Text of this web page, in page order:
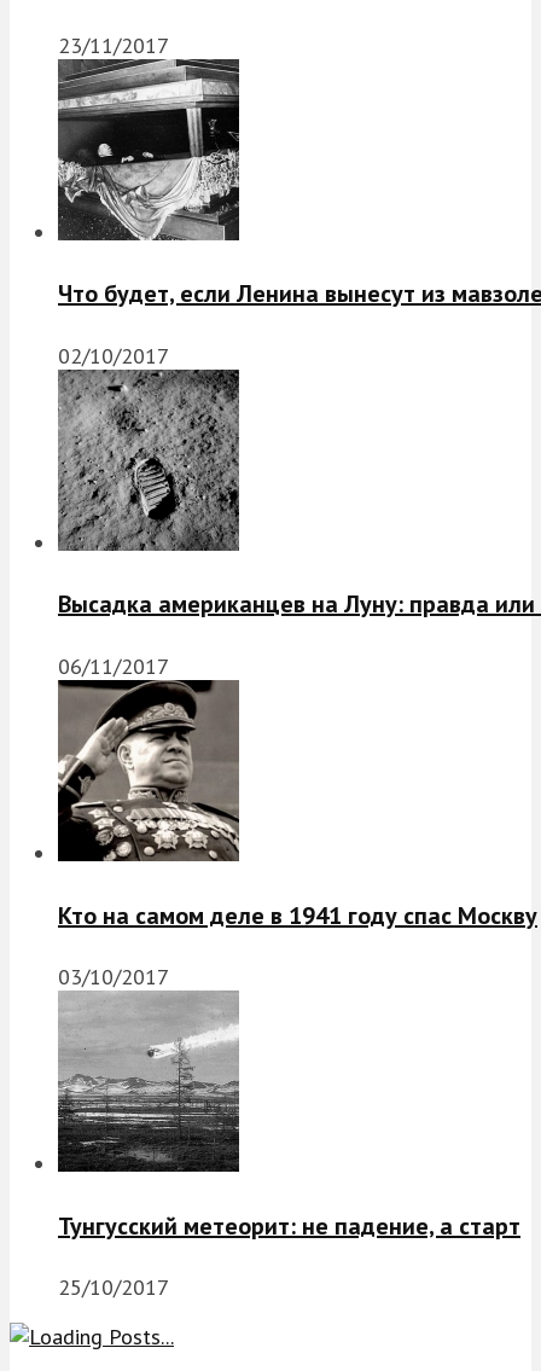
23/11/2017
Что будет, если Ленина вынесут из
02/10/2017
Высадка американцев на Луну: правда
06/11/2017
Кто на самом деле в 1941 году спас Москву
03/10/2017
Тунгусский метеорит: не падение, а старт
25/10/2017